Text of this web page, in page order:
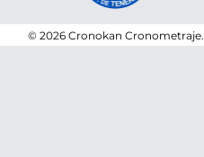
© 2026 Cronokan Cronometraje.